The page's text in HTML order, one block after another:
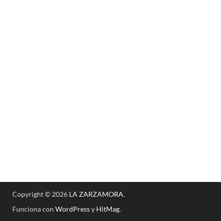
Copyright © 2026 LA ZARZAMORA.
Funciona con WordPressy HitMag.